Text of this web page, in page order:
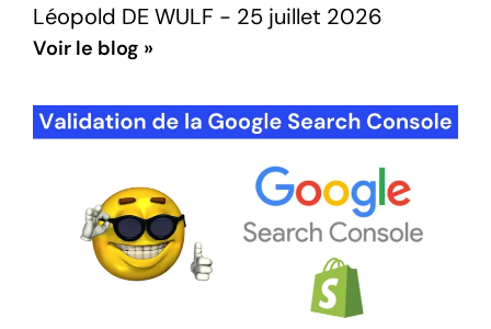
Léopold DE WULF 25 juillet 2026
Voir le blog »